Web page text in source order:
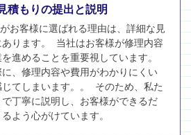
積もりの提出と説明
お客様に選ばれる理由は、詳細な見
ります。 当社はお客様が修理内容
進めることを重要視しています。
、修理内容や費用がわかりにくい
てしまいます。。 そのため、私た
丁寧に説明し、お客様ができるだ
よう心がけています。